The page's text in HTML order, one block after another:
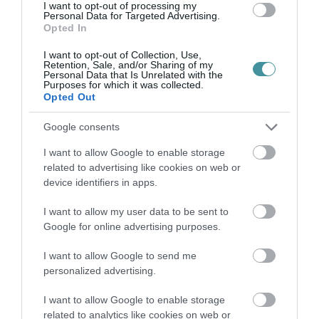
I want to opt-out of processing my
Personal Data for Targeted Advertising.
Opted In
I want to opt-out of Collection, Use,
Retention, Sale, and/or Sharing of my
Personal Data that Is Unrelated with the
Purposes for which it was collected.
Opted Out
Google consents
I want to allow Google to enable storage
related to advertising like cookies on web or
device identifiers in apps.
I want to allow my user data to be sent to
Google for online advertising purposes.
I want to allow Google to send me
personalized advertising.
I want to allow Google to enable storage
related to analytics like cookies on web or
KATONAI HELIKOPTEREK SEGÍTIK AZ
OLTÁST A DÉDESTAPOLCSÁNYI...
2026. augusztus 05|
VISSZATÉR EGER BELVÁROSÁNAK
LEGNAGYOBB BORÜNNEPE: AUGUSZT...
2026. augusztus 05|Programok
„A NER-FELESÉGEK GYEREKKEL
BIZTOSÍTOTTÁK BE A PÉNZCSAPHOZ...
2026. augusztus 05|Mindenki ügye
SIOR: RAJZOK HAZA 98.